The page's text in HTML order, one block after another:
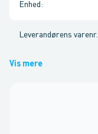
Enhed :
Leverandørens varenr.
Vis mere